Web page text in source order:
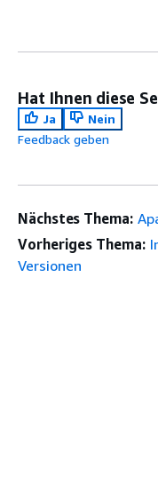
Hat Ihnen diese
Ja
Nein
Feedback geben
Nächstes Thema:
Vorheriges Thema:
Versionen